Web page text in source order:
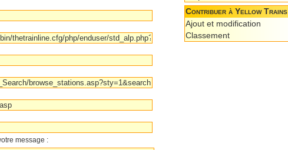
message :
Contribuer à Yellow Trains
Ajout et modification
Classement